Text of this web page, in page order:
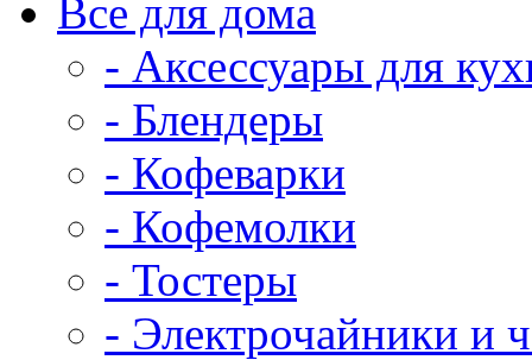
Все для дома
- Аксессуары для
- Блендеры
- Кофеварки
- Кофемолки
- Тостеры
- Электрочайники и